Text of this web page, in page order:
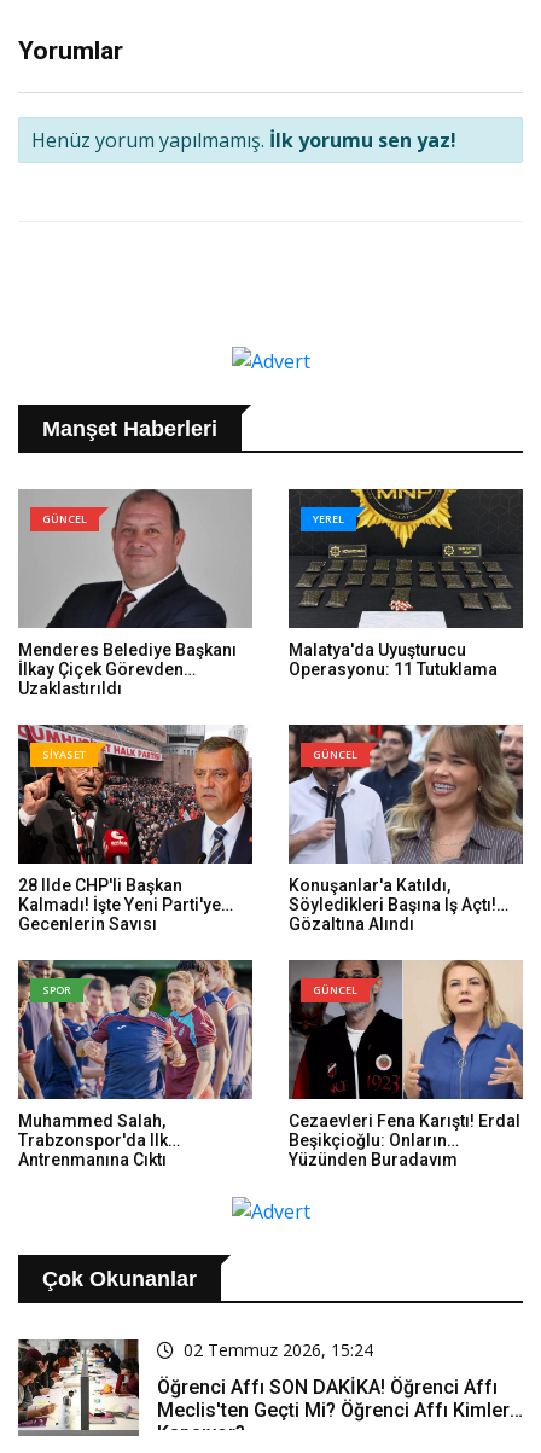
Yorumlar
Henüz yorum yapılmamış. İlk yorumu sen yaz!
Manşet Haberleri
GÜNCEL
Menderes Belediye Başkanı
İlkay Çiçek Görevden
Uzaklaştırıldı
YEREL
Malatya'da Uyuşturucu
Operasyonu: 11 Tutuklama
SİYASET
28 Ilde CHP'li Başkan
Kalmadı! İşte Yeni Parti'ye
Geçenlerin Sayısı
GÜNCEL
Konuşanlar'a Katıldı,
Söyledikleri Başına Iş Açtı!
Gözaltına Alındı
SPOR
Muhammed Salah,
Trabzonspor'da Ilk
Antrenmanına Çıktı
GÜNCEL
Cezaevleri Fena Karıştı! Erdal
Beşikçioğlu: Onların
Yüzünden Buradayım
Çok Okunanlar
02 Temmuz 2026, 15:24
Öğrenci Affı SON DAKİKA! Öğrenci Affı
Meclis'ten Geçti Mi? Öğrenci Affı Kimleri
Kapsıyor?